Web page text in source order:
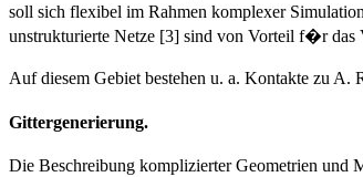
soll sich flexibel im Rahmen komplexer
unstrukturierte Netze [3] sind von Vorteil f�r
Auf diesem Gebiet bestehen u. a. Kontakte zu
Gittergenerierung.
Die Beschreibung komplizierter Geometrien und